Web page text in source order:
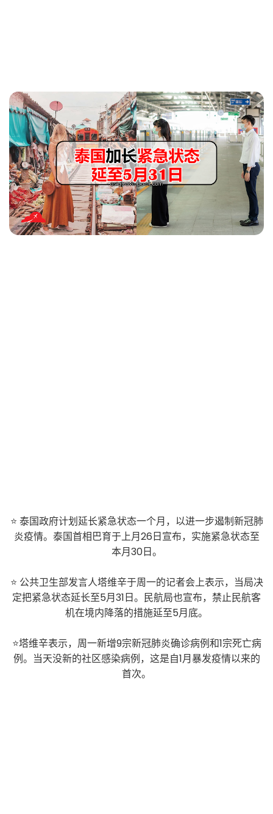
⭐ 泰国政府计划延长紧急状态一个月，以进一步遏制新冠肺
炎疫情。泰国首相巴育于上月26日宣布，实施紧急状态至
本月30日。
⭐ 公共卫生部发言人塔维辛于周一的记者会上表示，当局决
定把紧急状态延长至5月31日。民航局也宣布，禁止民航客
机在境内降落的措施延至5月底。
⭐塔维辛表示，周一新增9宗新冠肺炎确诊病例和1宗死亡病
例。当天没新的社区感染病例，这是自1月暴发疫情以来的
首次。